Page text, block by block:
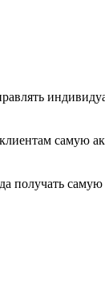
самую
получать